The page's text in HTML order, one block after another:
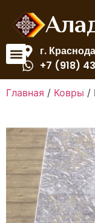
г.
+7 (918)
Главная / Ковры /